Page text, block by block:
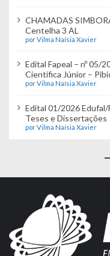
CHAMADAS
Centelha 3 AL
por Vilma Naísia Xavier
Edital Fapeal – nº 05/
Científica Júnior –
por Vilma Naísia Xavier
Edital 01/2026 Edufal/
Teses e Dissertações
por Vilma Naísia Xavier